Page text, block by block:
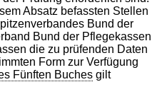
Absatz befassten Stellen
Bund der
Bund der Pflegekassen
die zu prüfenden Daten
Form zur Verfügung
Fünften Buches gilt